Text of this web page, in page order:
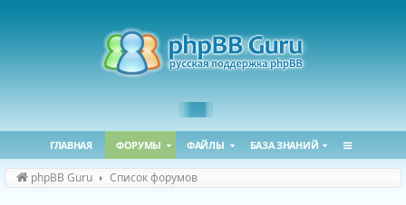
ГЛАВНАЯ ФОРУМЫ ФАЙЛЫ БАЗА ЗНАНИЙ
phpBB Guru Список форумов